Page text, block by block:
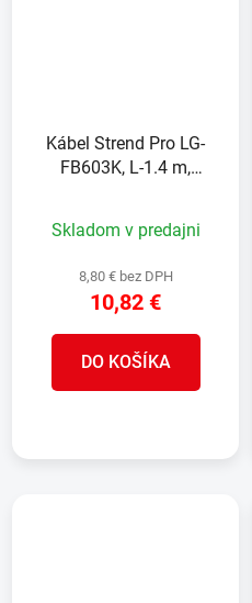
Kábel Strend Pro LG-
FB603K, L-1.4 m,
Skladom v predajni
8,80 € bez DPH
10,82 €
DO KOŠÍKA